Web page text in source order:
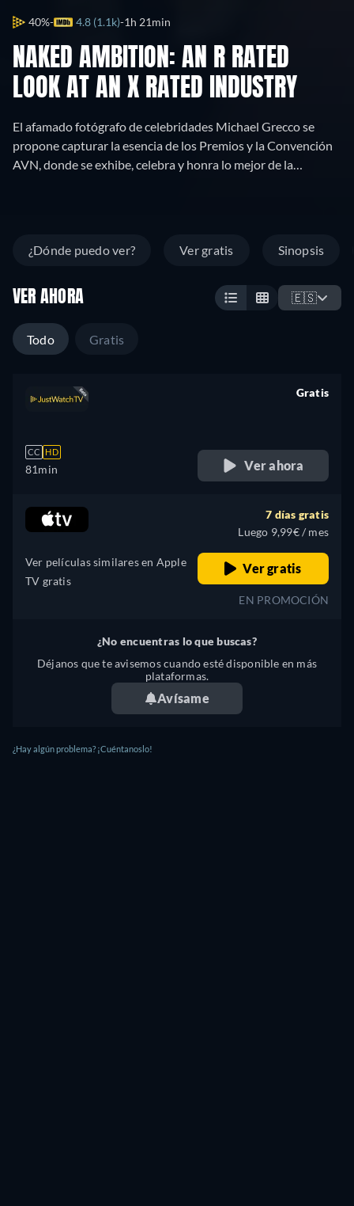
40% 4.8 (1.1k) 1h 21min
NAKED AMBITION: AN R RATED
LOOK AT AN X RATED INDUSTRY
El afamado fotógrafo de celebridades Michael Grecco se
propone capturar la esencia de los Premios y la Convención
AVN, donde se exhibe, celebra y honra lo mejor de la
¿Dónde puedo ver? Ver gratis Sinopsis
VER AHORA 🇪🇸
Todo Gratis
CC HD
81min
Gratis
Ver ahora
Ver películas similares en Apple
TV gratis
7 días gratis
Luego 9,99€ / mes
Ver gratis
EN PROMOCIÓN
¿No encuentras lo que buscas?
Déjanos que te avisemos cuando esté disponible en más
plataformas.
Avísame
¿Hay algún problema? ¡Cuéntanoslo!